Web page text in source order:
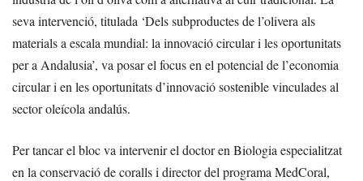
seva intervenció, titulada ‘Dels subproductes de l’olivera als
materials a escala mundial: la innovació circular i les oportunitats
per a Andalusia’, va posar el focus en el potencial de l’economia
circular i en les oportunitats d’innovació sostenible vinculades al
sector oleícola andalús.
Per tancar el bloc va intervenir el doctor en Biologia especialitzat
en la conservació de coralls i director del programa MedCoral,